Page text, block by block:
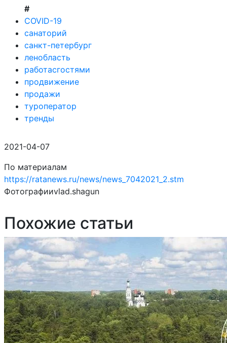
#
COVID-19
санаторий
санкт-петербург
ленобласть
работасгостями
продвижение
продажи
туроператор
тренды
2021-04-07
По материалам
https://ratanews.ru/news/news_7042021_2.stm
Фотографииvlad.shagun
Похожие статьи